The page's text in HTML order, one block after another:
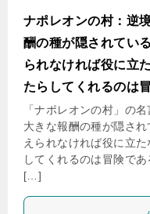
ナポレオンの村：逆
酬の種が隠されてい
られなければ役に立
たらしてくれるのは
「ナポレオンの村」の
大きな報酬の種が隠さ
えられなければ役に立
してくれるのは冒険で
[…]